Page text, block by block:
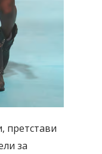
претстави
за